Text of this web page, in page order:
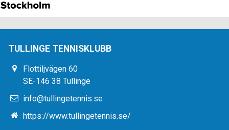
TULLINGE TENNISKLUBB
Flottiljvägen 60
SE-146 38 Tullinge
info@tullingetennis.se
https://www.tullingetennis.se/